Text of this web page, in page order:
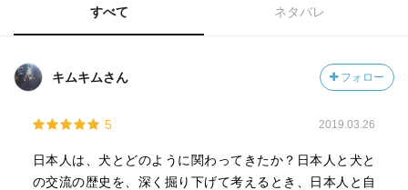
すべて ネタバレ
キムキムさん フォロー
5 2019.03.26
日本人は、犬とどのように関わってきたか？日本人と犬と
の交流の歴史を、深く掘り下げて考えるとき、日本人と自